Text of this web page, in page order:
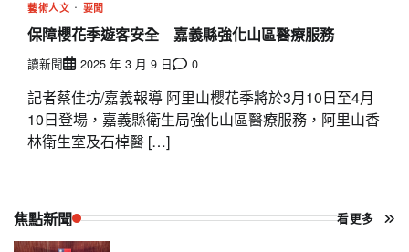
藝術人文 要聞
保障櫻花季遊客安全 嘉義縣強化山區醫療服務
讀新聞 2025 年 3 月 9 日 0
記者蔡佳坊/嘉義報導 阿里山櫻花季將於3月10日至4月
10日登場，嘉義縣衛生局強化山區醫療服務，阿里山香
林衛生室及石棹醫 […]
焦點新聞 看更多